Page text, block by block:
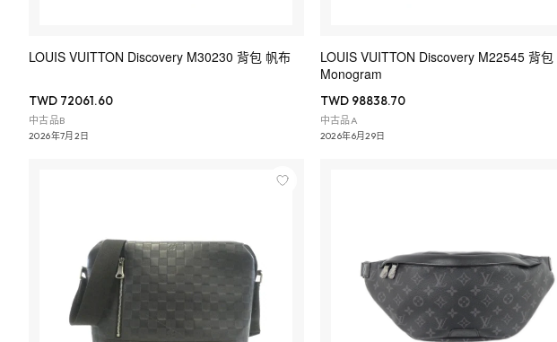
LOUIS VUITTON Discovery M30230 背包 帆布
TWD 72061.60
中古品B
2026年7月2日
LOUIS VUITTON Discovery M22545 背包
Monogram
TWD 98838.70
中古品A
2026年6月29日